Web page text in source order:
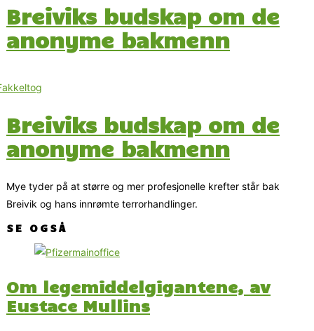
Breiviks budskap om de
anonyme bakmenn
Breiviks budskap om de
anonyme bakmenn
Mye tyder på at større og mer profesjonelle krefter står bak
Breivik og hans innrømte terrorhandlinger.
SE OGSÅ
Om legemiddelgigantene, av
Eustace Mullins